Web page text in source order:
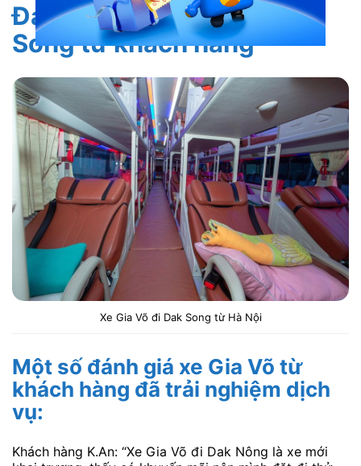
Đánh giá xe Gia Võ đi Dak
Song từ khách hàng
Xe Gia Võ đi Dak Song từ Hà Nội
Một sốđánh giá xe Gia Võ từ
khách hàng đã trải nghiệm dịch
vụ:
Khách hàng K.An: “Xe Gia Võ đi Dak Nông là xe mới